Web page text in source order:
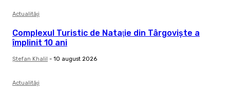
Actualităţi
Complexul Turistic de Nataţie din Târgovişte a
împlinit 10 ani
Ştefan Khalil - 10 august 2026
Actualităţi